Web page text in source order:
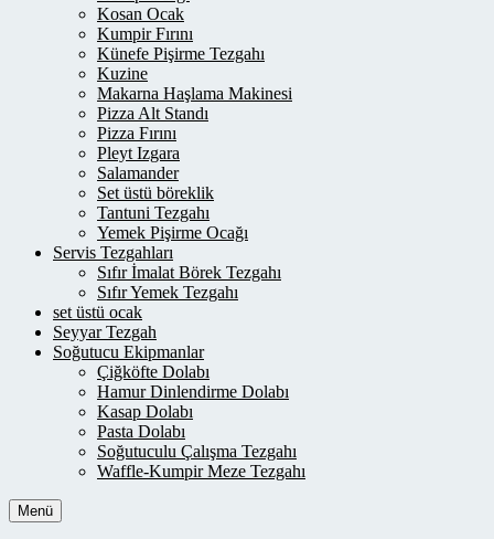
Kosan Ocak
Kumpir Fırını
Künefe Pişirme Tezgahı
Kuzine
Makarna Haşlama Makinesi
Pizza Alt Standı
Pizza Fırını
Pleyt Izgara
Salamander
Set üstü böreklik
Tantuni Tezgahı
Yemek Pişirme Ocağı
Servis Tezgahları
Sıfır İmalat Börek Tezgahı
Sıfır Yemek Tezgahı
set üstü ocak
Seyyar Tezgah
Soğutucu Ekipmanlar
Çiğköfte Dolabı
Hamur Dinlendirme Dolabı
Kasap Dolabı
Pasta Dolabı
Soğutuculu Çalışma Tezgahı
Waffle-Kumpir Meze Tezgahı
Menü